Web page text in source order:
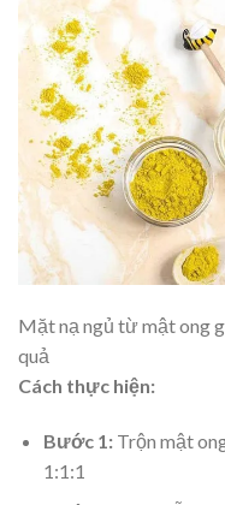
Mặt nạ ngủ từ mật ong
quả
Cách thực hiện:
Bước 1:Trộn mật
1:1:1